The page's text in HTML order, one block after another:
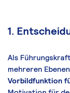
1.
Als
mehreren
Vorbildfunktion